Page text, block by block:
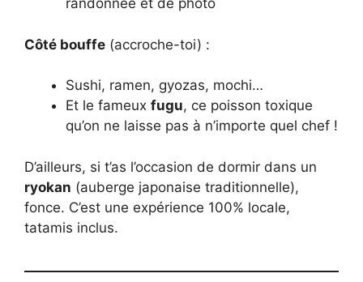
randonnée et de photo
Côté bouffe (accroche-toi) :
Sushi, ramen, gyozas, mochi…
Et le fameux fugu, ce poisson toxique
qu’on ne laisse pas à n’importe quel chef !
D’ailleurs, si t’as l’occasion de dormir dans un
ryokan (auberge japonaise traditionnelle),
fonce. C’est une expérience 100% locale,
tatamis inclus.